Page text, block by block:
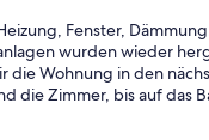
Fenster,
wurden wieder
Wohnung in den
die Zimmer, bis auf